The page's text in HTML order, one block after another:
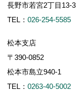
長野市若宮2丁目13-3
TEL： 026-254-5585
松本支店
〒390-0852
松本市島立940-1
TEL： 0263-40-5002